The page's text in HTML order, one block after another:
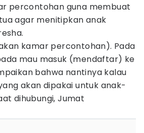
percontohan guna membuat
agar menitipkan anak
kamar percontohan). Pada
mau masuk (mendaftar) ke
bahwa nantinya kalau
akan dipakai untuk anak-
dihubungi, Jumat